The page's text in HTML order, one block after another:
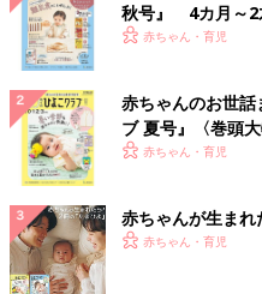
ないか”ということは相談でき
私は、家族や友だちに強迫性
でも、このことをきっかけに
が顕著に現れるようになりま
ハマっていくような感じでした
高校生になるとおふろか
欠席が増える
秋号』 4カ月～2
いっぱい！
赤ちゃん・育児
赤ちゃんのお世
ブ 夏号』〈巻頭
く！ おっぱい・
赤ちゃん・育児
赤ちゃんが生まれ
赤ちゃん・育児